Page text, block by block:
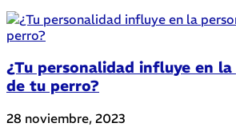
¿Tu personalidad influye en
de tu perro?
28 noviembre, 2023